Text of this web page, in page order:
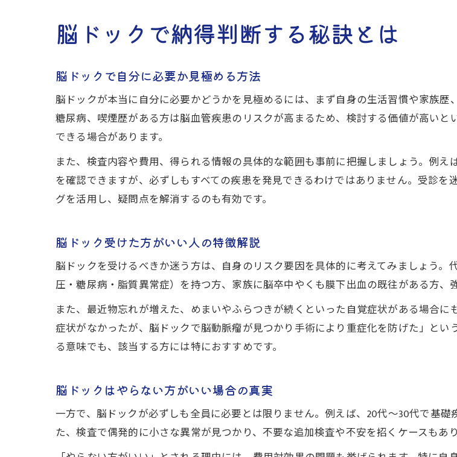
実体験から見る脳ドックの費用対効果
脳ドック費用と得られる安心感
脳ドック受診後の満足度と後
脳ドック費用に見合う価値を
脳ドックは毎年受けた方がい
脳ドック毎年受診のメリット
脳ドックメリットとデメリットの
脳ドックデメリットは何か実
脳ドックの受診で得られる安
脳ドック受診後の後悔を防ぐ
脳ドックで異常が見つかった時
脳ドックで納得判断する秘訣とは
脳ドックで自分に必要か見極める方法
脳ドックが本当に自分に必要かどうかを見極めるには、まず自身の生活習慣や家族
糖尿病、喫煙歴がある方は脳血管疾患のリスクが高まるため、検討する価値が高い
できる場合があります。
また、検査内容や費用、得られる情報の具体的な範囲も事前に把握しましょう。例え
を確認できますが、必ずしもすべての疾患を発見できるわけではありません。受診
グを活用し、疑問点を解消するのも有効です。
脳ドック受けた方がいい人の特徴解説
脳ドックを受けるべきか迷う方は、自身のリスク要因を具体的に考えてみましょう
圧・糖尿病・脂質異常症）を持つ方、家族に脳卒中やくも膜下出血の既往がある方、
また、最近物忘れが増えた、めまいやふらつきが続くといった自覚症状がある場合
症状がなかったが、脳ドックで脳動脈瘤が見つかり手術により重症化を防げた」と
る意味でも、該当する方には特におすすめです。
脳ドックはやらない方がいい場合の真実
一方で、脳ドックが必ずしも全員に必要とは限りません。例えば、20代～30代で基
た、検査で偶発的に小さな異常が見つかり、不要な追加検査や不安を招くケースもあり